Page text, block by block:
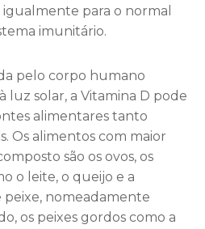
para o normal
imunitário.
pelo corpo humano
luz solar, a Vitamina D pode
alimentares tanto
Os alimentos com maior
são os ovos, os
o leite, o queijo e a
peixe, nomeadamente
os peixes gordos como a